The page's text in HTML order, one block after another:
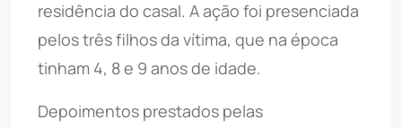
residência do casal. A ação foi presenciada
pelos três filhos da vítima, que na época
tinham 4, 8 e 9 anos de idade.
Depoimentos prestados pelas